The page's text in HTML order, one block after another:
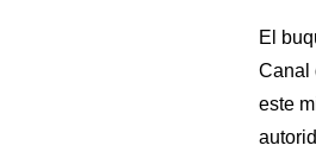
El
Canal
este